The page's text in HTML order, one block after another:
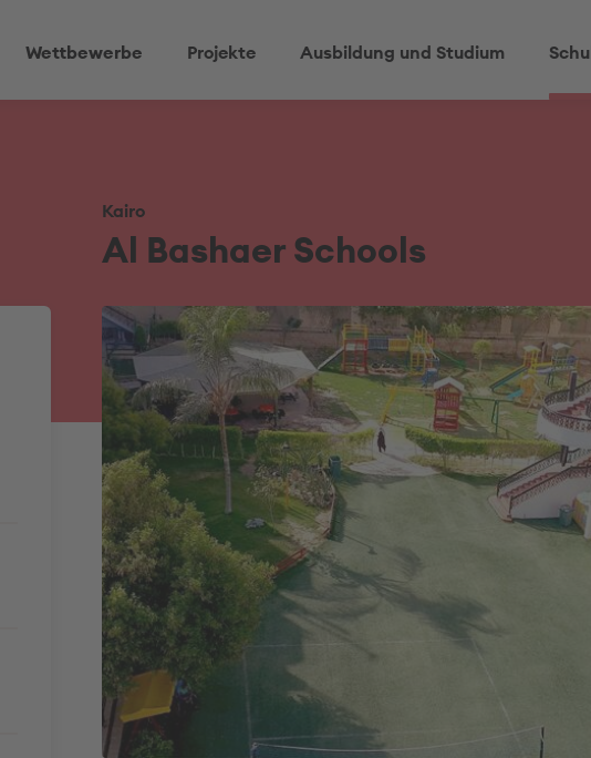
Wettbewerbe Projekte Ausbildung und Studium
Kairo
Al Bashaer Schools